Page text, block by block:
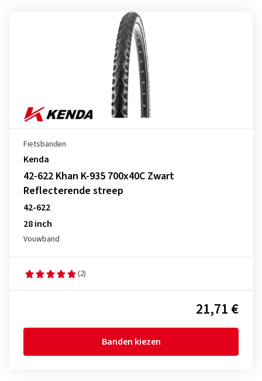
Fietsbanden
Kenda
42-622 Khan K-935 700x40C Zwart
Reflecterende streep
42-622
28 inch
Vouwband
(2)
21,71 €
Banden kiezen